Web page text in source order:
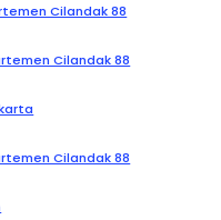
Cilandak 88
Cilandak 88
Cilandak 88